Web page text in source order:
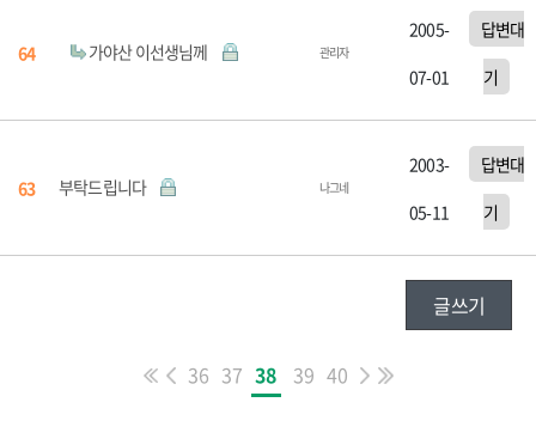
64 가야산 이선생님께 관리자
2005-
07-01
답변대
기
63 부탁드립니다 나그네
2003-
05-11
답변대
기
글쓰기
36 37 38 39 40